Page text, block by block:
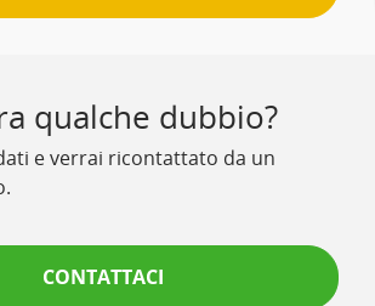
qualche dubbio?
e verrai ricontattato da un
CONTATTACI